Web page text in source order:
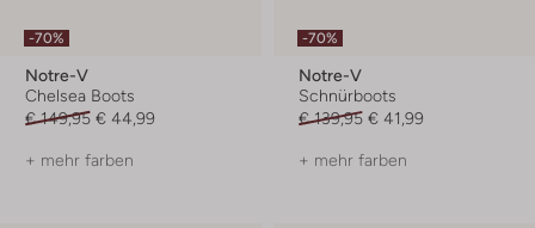
-70%
Notre-V
Chelsea Boots
€ 149,95 € 44,99
+ mehr farben
-70%
Notre-V
Schnürboots
€ 139,95 € 41,99
+ mehr farben